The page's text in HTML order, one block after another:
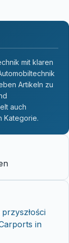
mit klaren
Artikeln zu
auch
Kategorie.
in